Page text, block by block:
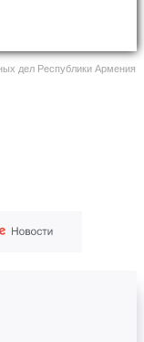
дел Республики Армения